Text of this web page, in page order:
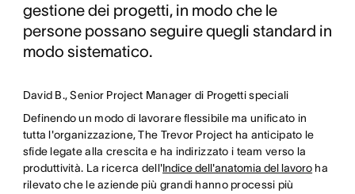
gestione dei progetti, in modo che le
persone possano seguire quegli standard in
modo sistematico.
David B., Senior Project Manager di Progetti speciali
Definendo un modo di lavorare flessibile ma unificato in
tutta l'organizzazione, The Trevor Project ha anticipato le
sfide legate alla crescita e ha indirizzato i team verso la
produttività. La ricerca dell'Indice dell'anatomia del lavoroha
rilevato che le aziende più grandi hanno processi più